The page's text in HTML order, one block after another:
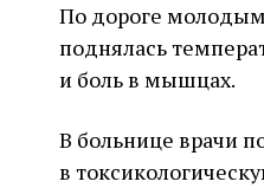
По дороге
поднялась
и боль в мышцах.
В больнице врачи
в